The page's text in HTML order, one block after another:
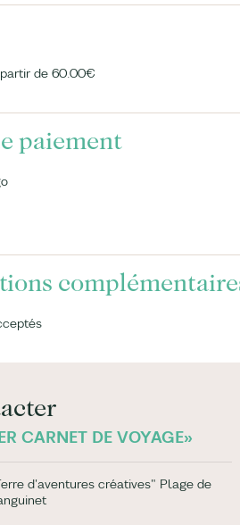
de 60.00€
paiement
CARNET DE VOYAGE»
d'aventures créatives" Plage de